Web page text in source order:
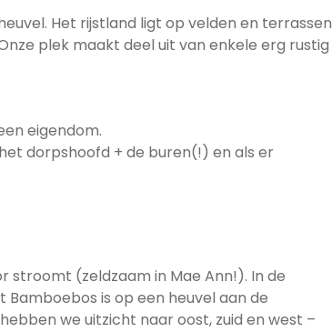
Het rijstland ligt op velden en terrassen
plek maakt deel uit van enkele erg rustig
eigendom.
dorpshoofd + de buren(!) en als er
stroomt (zeldzaam in Mae Ann!). In de
is op een heuvel aan de
we uitzicht naar oost, zuid en west –